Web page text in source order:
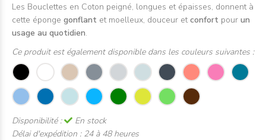
Les Bouclettes en Coton peigné, longues et épaisses, donnent à
cette éponge gonflant et moelleux, douceur etconfort pour un
usage au quotidien.
Ce produit est également disponible dans les couleurs suivantes :
Disponibilité :
En stock
Délai d'expédition : 24 à 48 heures